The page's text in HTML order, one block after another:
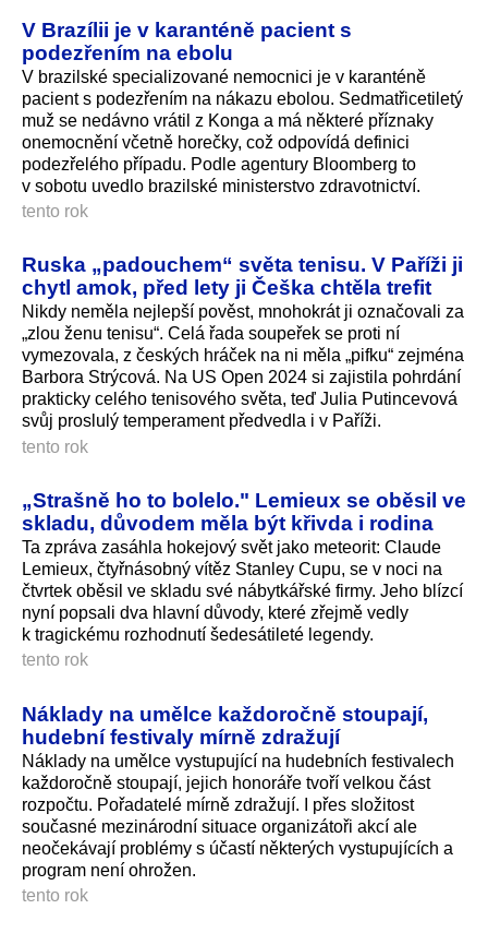
V Brazílii je v karanténě pacient s
podezřením na ebolu
V brazilské specializované nemocnici je v karanténě
pacient s podezřením na nákazu ebolou. Sedmatřicetiletý
muž se nedávno vrátil z Konga a má některé příznaky
onemocnění včetně horečky, což odpovídá definici
podezřelého případu. Podle agentury Bloomberg to
v sobotu uvedlo brazilské ministerstvo zdravotnictví.
tento rok
Ruska „padouchem“ světa tenisu. V Paříži ji
chytl amok, před lety ji Češka chtěla trefit
Nikdy neměla nejlepší pověst, mnohokrát ji označovali za
„zlou ženu tenisu“. Celá řada soupeřek se proti ní
vymezovala, z českých hráček na ni měla „pifku“ zejména
Barbora Strýcová. Na US Open 2024 si zajistila pohrdání
prakticky celého tenisového světa, teď Julia Putincevová
svůj proslulý temperament předvedla i v Paříži.
tento rok
„Strašně ho to bolelo." Lemieux se oběsil ve
skladu, důvodem měla být křivda i rodina
Ta zpráva zasáhla hokejový svět jako meteorit: Claude
Lemieux, čtyřnásobný vítěz Stanley Cupu, se v noci na
čtvrtek oběsil ve skladu své nábytkářské firmy. Jeho blízcí
nyní popsali dva hlavní důvody, které zřejmě vedly
k tragickému rozhodnutí šedesátileté legendy.
tento rok
Náklady na umělce každoročně stoupají,
hudební festivaly mírně zdražují
Náklady na umělce vystupující na hudebních festivalech
každoročně stoupají, jejich honoráře tvoří velkou část
rozpočtu. Pořadatelé mírně zdražují. I přes složitost
současné mezinárodní situace organizátoři akcí ale
neočekávají problémy s účastí některých vystupujících a
program není ohrožen.
tento rok